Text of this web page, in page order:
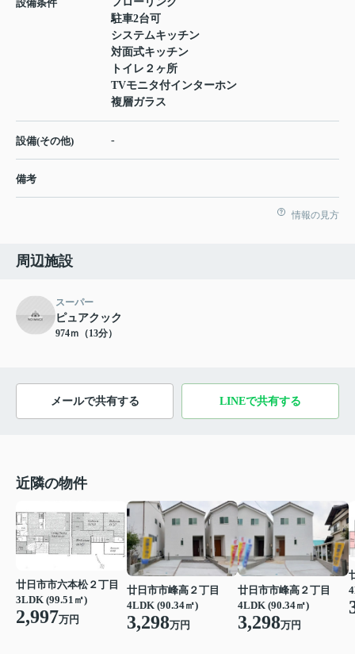
設備条件
駐車2台可
システムキッチン
対面式キッチン
トイレ２ヶ所
TVモニタ付インターホン
複層ガラス
設備(その他) -
備考
情報の見方
周辺施設
スーパー
ピュアクック
974ｍ（13分）
メールで共有する LINEで共有する
近隣の物件
廿日市市六本松２丁目
3LDK (99.51㎡)
2,997万円
廿日市市峰高２丁目
4LDK (90.34㎡)
3,298万円
廿日市市峰高２丁目
4LDK (90.34㎡)
3,298万円